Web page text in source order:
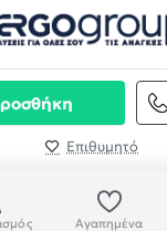
Αγαπημένα
Επιθυμητό